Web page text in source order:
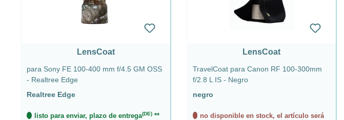
LensCoat
para Sony FE 100-400 mm f/4.5 GM OSS
- Realtree Edge
Realtree Edge
listo para enviar, plazo de entrega(DE)**
LensCoat
TravelCoat para Canon RF 100-300mm
f/2.8 L IS - Negro
negro
no disponible en stock, el artículo será